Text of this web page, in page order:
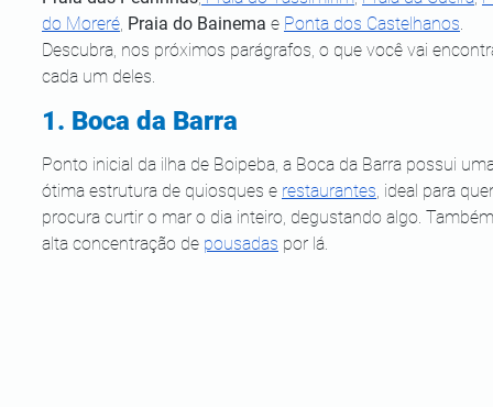
do Moreré Praia do Bainema e Ponta dos Castelhanos
Descubra, nos próximos parágrafos, o que você vai
cada um deles.
1. Boca da Barra
Ponto inicial da ilha de Boipeba, a Boca da Barra possui
ótima estrutura de quiosques e restaurantes , ideal para
procura curtir o mar o dia inteiro, degustando algo.
alta concentração de pousadas por lá.